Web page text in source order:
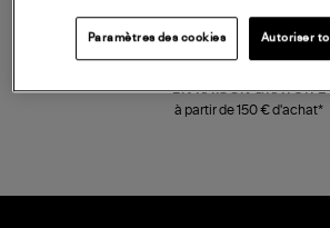
LIVRAISON GRATUITE
à partir de 150 € d'achat*
Paramètres des cookies Autoriser